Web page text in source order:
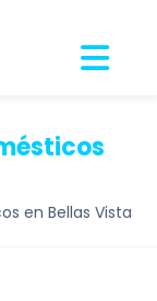
en Bellas Vistas